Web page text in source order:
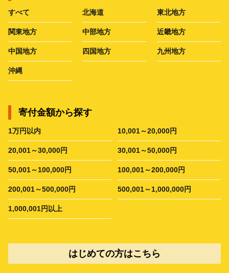
すべて 北海道 東北地方
関東地方 中部地方 近畿地方
中国地方 四国地方 九州地方
沖縄
寄付金額から探す
1万円以内 10,001～20,000円
20,001～30,000円 30,001～50,000円
50,001～100,000円 100,001～200,000円
200,001～500,000円 500,001～1,000,000円
1,000,001円以上
はじめての方はこちら